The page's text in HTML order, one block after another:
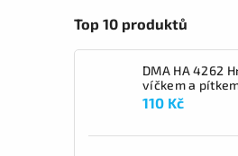
Top 10 produktů
DMA HA 4262
víčkem a
110 Kč